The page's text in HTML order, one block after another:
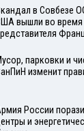
в Совбезе
вышли во время
парковки и
изменит
России
и